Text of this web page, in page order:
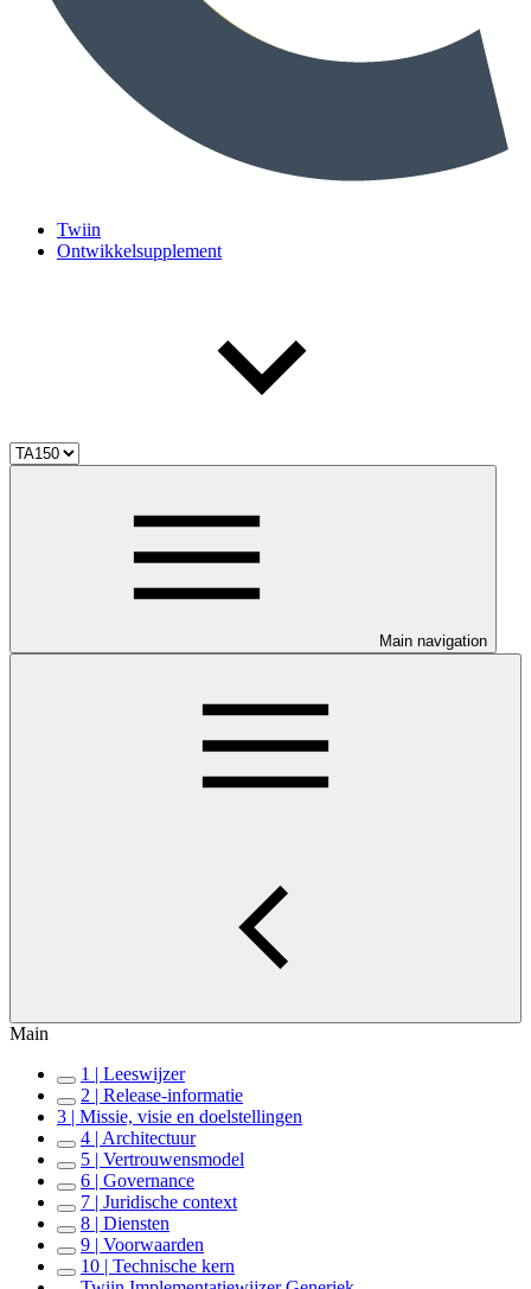
Twiin
Ontwikkelsupplement
Main navigation
Main
1 | Leeswijzer
2 | Release-informatie
3 | Missie, visie en doelstellingen
4 | Architectuur
5 | Vertrouwensmodel
6 | Governance
7 | Juridische context
8 | Diensten
9 | Voorwaarden
10 | Technische kern